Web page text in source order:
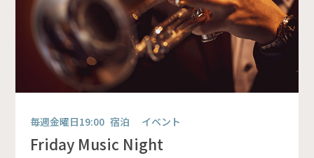
毎週金曜日19:00 宿泊 イベント
Friday Music Night